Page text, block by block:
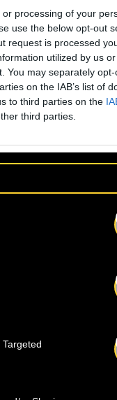
processing of your
use the below opt-out
request is processed
utilized by us
You may separately
on the IAB’s list of
to third parties on the
third parties.
[…]
de l’ère